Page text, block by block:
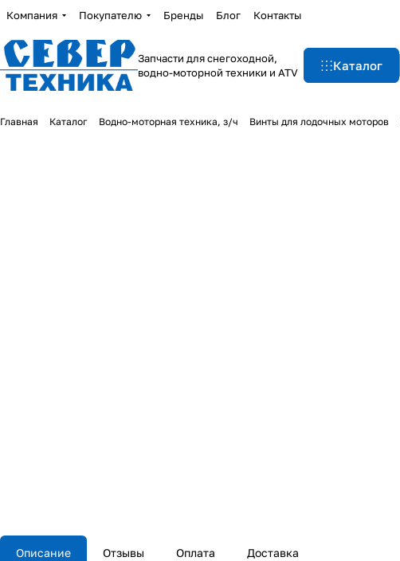
Компания Покупателю Бренды Блог Контакты
Запчасти для снегоходной,
водно-моторной техники и ATV
Каталог
Главная Каталог Водно-моторная техника, з/ч Винты для лодочных моторов
Описание Отзывы Оплата Доставка